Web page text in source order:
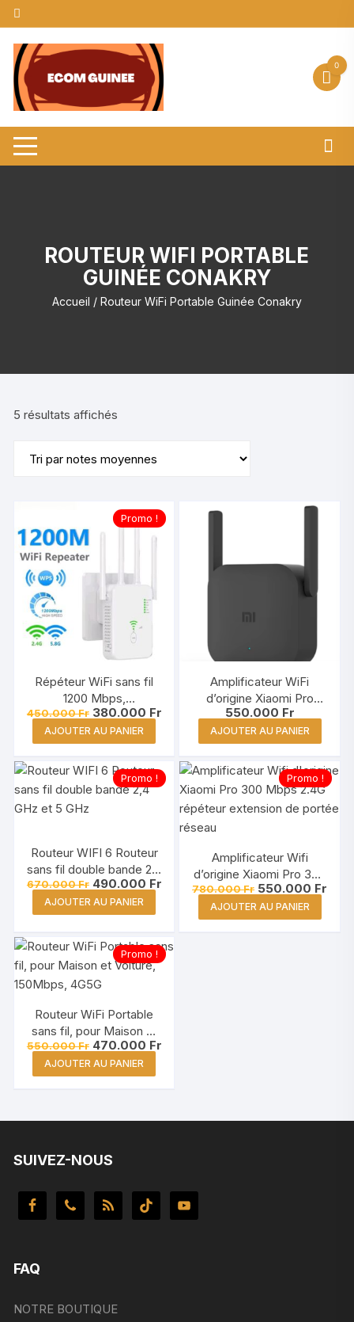
Aller
au
contenu
0
ROUTEUR WIFI PORTABLE
GUINÉE CONAKRY
Accueil / Routeur WiFi Portable Guinée Conakry
5 résultats affichés
moyenne
Promo !
Répéteur WiFi sans fil
1200 Mbps,
Amplificateur de Signal
WiFi Double Bande 2.4G
/ 5G
450.000Fr Le
prix
initial
était :
380.000 FrLe
380.000 Fr.
AJOUTER AU PANIER
Amplificateur WiFi
d’origine Xiaomi Pro
300Mbps Répéteur
d’extension de Réseau
550.000 Fr
AJOUTER AU PANIER
Promo !
Routeur WIFI 6 Routeur
sans fil double bande 2,4
GHz et 5 GHz
670.000Fr Le
prix
initial
était :
490.000 FrLe
AJOUTER AU PANIER
Promo !
Amplificateur Wifi
d’origine Xiaomi Pro 300
Mbps 2.4G répéteur
extension de portée
réseau
780.000Fr Le
prix
initial
était :
550.000 Fr
AJOUTER AU PANIER
Promo !
Routeur WiFi Portable
sans fil, pour Maison et
Voiture, 150Mbps, 4G/5G
550.000Fr Le
prix
initial
était :
470.000 FrLe
AJOUTER AU PANIER
SUIVEZ-NOUS
FAQ
NOTRE BOUTIQUE